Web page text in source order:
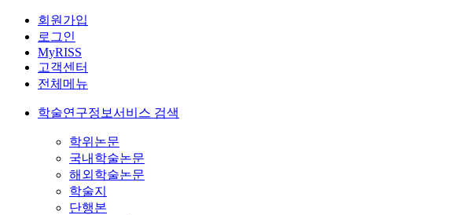
회원가입
로그인
MyRISS
고객센터
전체메뉴
학술연구정보서비스 검색
학위논문
국내학술논문
해외학술논문
학술지
단행본